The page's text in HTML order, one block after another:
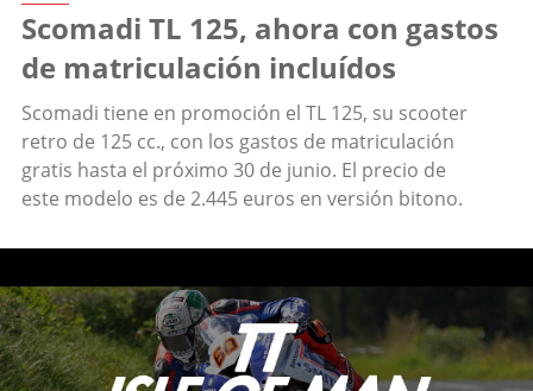
Scomadi TL 125, ahora con gastos
de matriculación incluídos
Scomadi tiene en promoción el TL 125, su scooter
retro de 125 cc., con los gastos de matriculación
gratis hasta el próximo 30 de junio. El precio de
este modelo es de 2.445 euros en versión bitono.